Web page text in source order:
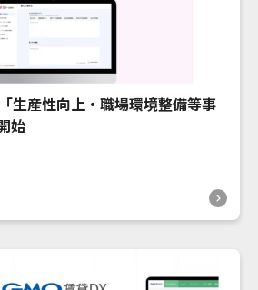
生産性向上・職場環境整備等事
始